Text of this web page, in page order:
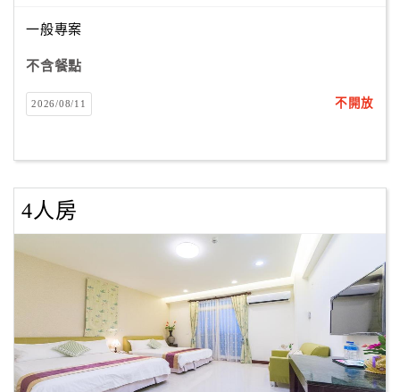
員
戶
客
服
聯
單
線
客
一般專案
不含餐點
2026/08/11 不開放
4人房